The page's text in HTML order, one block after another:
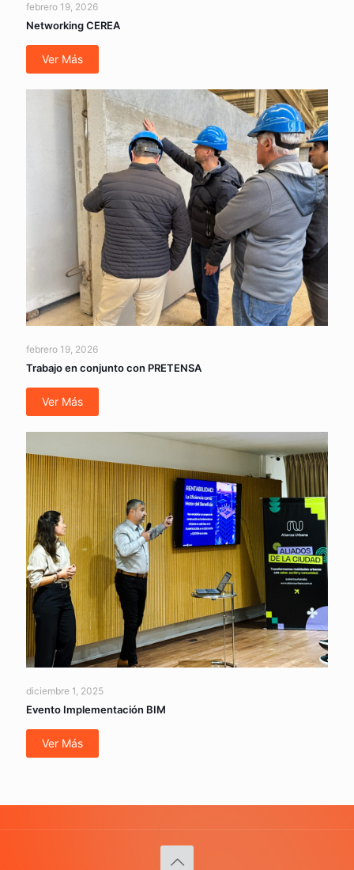
febrero 19, 2026
Networking CEREA
Ver Más
febrero 19, 2026
Trabajo en conjunto con PRETENSA
Ver Más
diciembre 1, 2025
Evento Implementación BIM
Ver Más